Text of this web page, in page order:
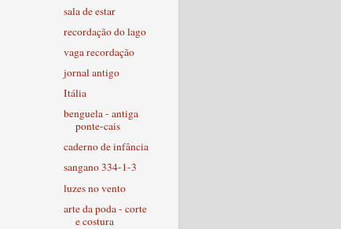
sala de estar
recordação do lago
vaga recordação
jornal antigo
Itália
benguela - antiga
ponte-cais
caderno de infância
sangano 334-1-3
luzes no vento
arte da poda - corte
e costura